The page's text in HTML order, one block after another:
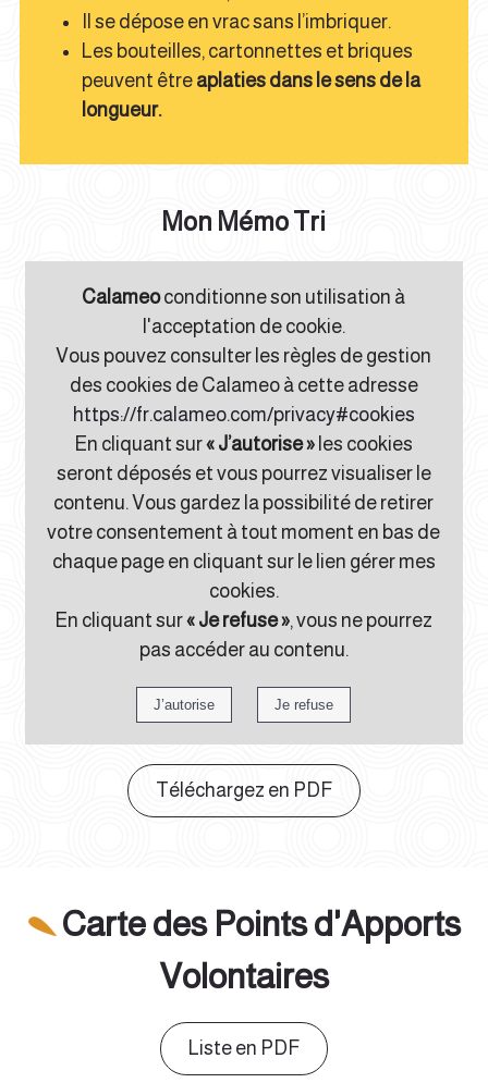
Il se dépose en vrac sans l’imbriquer.
Les bouteilles, cartonnettes et briques
peuvent être aplaties dans le sens de la
longueur.
Mon Mémo Tri
Calameoconditionne son utilisation à
l'acceptation de cookie.
Vous pouvez consulter les règles de gestion
des cookies de Calameo à cette adresse
https://fr.calameo.com/privacy#cookies
En cliquant sur« J’autorise » les cookies
seront déposés et vous pourrez visualiser le
contenu. Vous gardez la possibilité de retirer
votre consentement à tout moment en bas de
chaque page en cliquant sur le lien gérer mes
cookies.
En cliquant sur« Je refuse », vous ne pourrez
pas accéder au contenu.
Téléchargez en PDF
Carte des Points d'Apports
Volontaires
Liste en PDF